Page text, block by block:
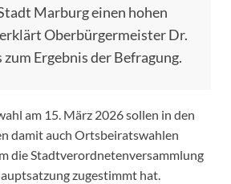
Marburg einen hohen
Oberbürgermeister Dr.
zum Ergebnis der Befragung.
am 15. März 2026 sollen in den
damit auch Ortsbeiratswahlen
die Stadtverordnetenversammlung
zugestimmt hat.